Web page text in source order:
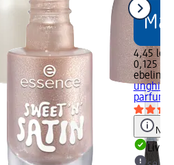
4,45 lei
0,125 l
ebelin
unghii
Notă